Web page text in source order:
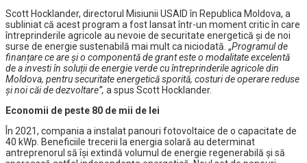
Scott Hocklander, directorul Misiunii USAID în Republica Moldova, a
subliniat că acest program a fost lansat într-un moment critic în care
întreprinderile agricole au nevoie de securitate energetică și de noi
surse de energie sustenabilă mai mult ca niciodată. „Programul de
finanțare ce are și o componentă de grant este o modalitate excelentă
de a investi în soluții de energie verde cu întreprinderile agricole din
Moldova, pentru securitate energetică sporită, costuri de operare reduse
și noi căi de dezvoltare”, a spus Scott Hocklander.
Economii de peste 80 de mii de lei
În 2021, compania a instalat panouri fotovoltaice de o capacitate de
40 kWp. Beneficiile trecerii la energia solară au determinat
antreprenorul să își extindă volumul de energie regenerabilă și să